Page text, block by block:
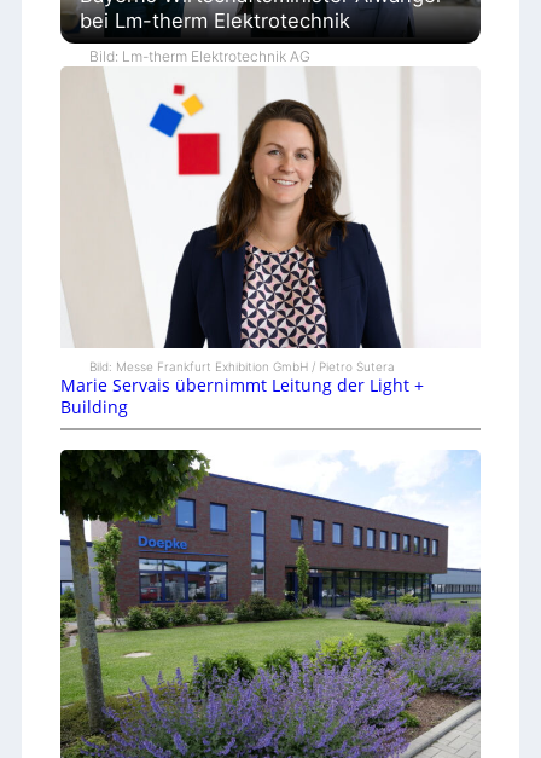
bei Lm-therm Elektrotechnik
Bild: Lm-therm Elektrotechnik AG
Bild: Messe Frankfurt Exhibition GmbH / Pietro Sutera
Marie Servais übernimmt Leitung der Light +
Building